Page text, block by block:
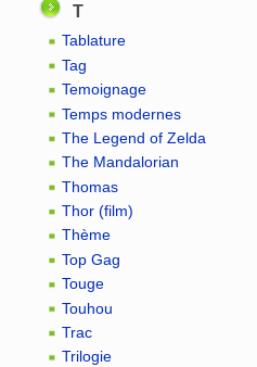
T
Tablature
Tag
Temoignage
Temps modernes
The Legend of Zelda
The Mandalorian
Thomas
Thor (film)
Thème
Top Gag
Touge
Touhou
Trac
Trilogie